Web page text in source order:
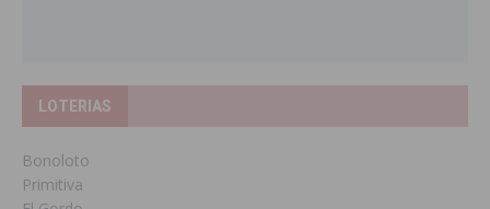
LOTERIAS
Bonoloto
Primitiva